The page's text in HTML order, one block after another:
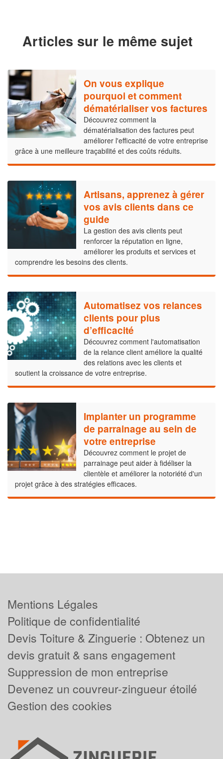
Articles sur le même sujet
On vous explique
pourquoi et comment
dématérialiser vos factures
Découvrez comment la
dématérialisation des factures peut
améliorer l'efficacité de votre entreprise
grâce à une meilleure traçabilité et des coûts réduits.
Artisans, apprenez à gérer
vos avis clients dans ce
guide
La gestion des avis clients peut
renforcer la réputation en ligne,
améliorer les produits et services et
comprendre les besoins des clients.
Automatisez vos relances
clients pour plus
d’efficacité
Découvrez comment l'automatisation
de la relance client améliore la qualité
des relations avec les clients et
soutient la croissance de votre entreprise.
Implanter un programme
de parrainage au sein de
votre entreprise
Découvrez comment le projet de
parrainage peut aider à fidéliser la
clientèle et améliorer la notoriété d'un
projet grâce à des stratégies efficaces.
Mentions Légales
Politique de confidentialité
Devis Toiture & Zinguerie : Obtenez un
devis gratuit & sans engagement
Suppression de mon entreprise
Devenez un couvreur-zingueur étoilé
Gestion des cookies